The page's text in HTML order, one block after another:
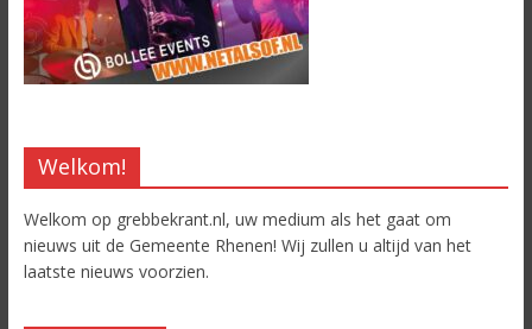
Welkom!
Welkom op grebbekrant.nl, uw medium als het gaat om
nieuws uit de Gemeente Rhenen! Wij zullen u altijd van het
laatste nieuws voorzien.